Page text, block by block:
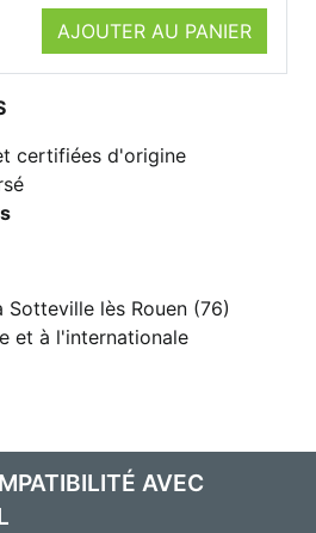
AJOUTER AU PANIER
certifiées d'origine
Sotteville lès Rouen (76)
et à l'internationale
AVEC